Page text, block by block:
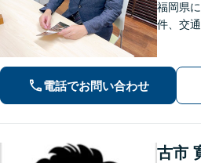
福岡県
件、交
談くだ
電話でお問い合わせ
古市